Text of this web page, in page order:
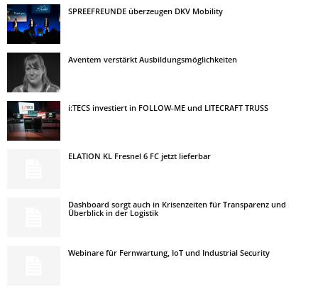
SPREEFREUNDE überzeugen DKV Mobility
Aventem verstärkt Ausbildungsmöglichkeiten
i:TECS investiert in FOLLOW-ME und LITECRAFT TRUSS
ELATION KL Fresnel 6 FC jetzt lieferbar
Dashboard sorgt auch in Krisenzeiten für Transparenz und
Überblick in der Logistik
Webinare für Fernwartung, IoT und Industrial Security